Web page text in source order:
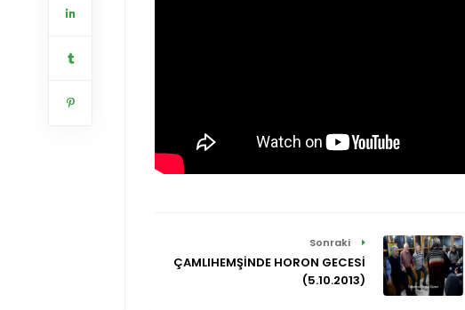
Sonraki
ÇAMLIHEMŞİNDE HORON GECESİ
(5.10.2013)